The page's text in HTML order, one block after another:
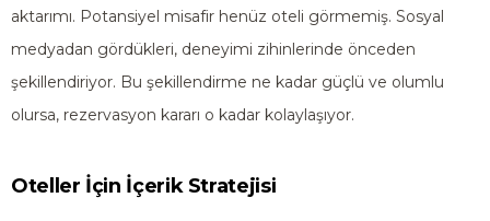
aktarımı. Potansiyel misafir henüz oteli görmemiş. Sosyal
medyadan gördükleri, deneyimi zihinlerinde önceden
şekillendiriyor. Bu şekillendirme ne kadar güçlü ve olumlu
olursa, rezervasyon kararı o kadar kolaylaşıyor.
Oteller İçin İçerik Stratejisi